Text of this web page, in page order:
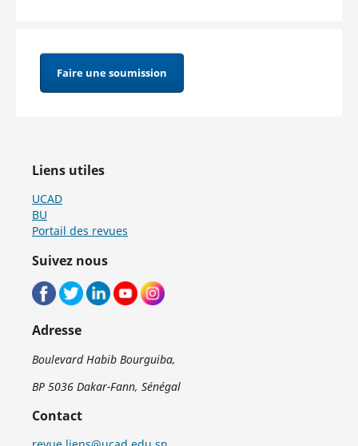
Faire une soumission
Liens utiles
UCAD
BU
Portail des revues
Suivez nous
Adresse
Boulevard Habib Bourguiba,
BP 5036 Dakar-Fann, Sénégal
Contact